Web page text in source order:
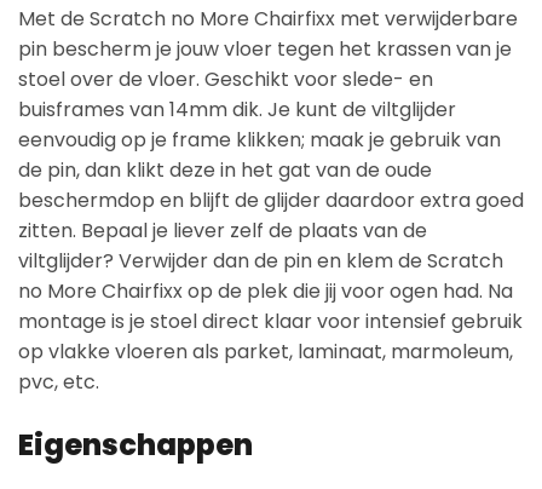
Met de Scratch no More Chairfixx met verwijderbare
pin bescherm je jouw vloer tegen het krassen van je
stoel over de vloer. Geschikt voor slede- en
buisframes van 14mm dik. Je kunt de viltglijder
eenvoudig op je frame klikken; maak je gebruik van
de pin, dan klikt deze in het gat van de oude
beschermdop en blijft de glijder daardoor extra goed
zitten. Bepaal je liever zelf de plaats van de
viltglijder? Verwijder dan de pin en klem de Scratch
no More Chairfixx op de plek die jij voor ogen had. Na
montage is je stoel direct klaar voor intensief gebruik
op vlakke vloeren als parket, laminaat, marmoleum,
pvc, etc.
Eigenschappen